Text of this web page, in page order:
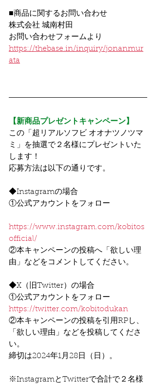
■商品に関するお問い合わせ
株式会社 城南村田
お問い合わせフォームより
https://thebase.in/inquiry/jonanmur
ata
【新商品プレゼントキャンペーン】
この「超リアルソフビ オオナツノツマ
ミ」を抽選で２名様にプレゼントいた
します！
応募方法は以下の通りです。
◆Instagramの場合
①公式アカウントをフォロー
https://www.instagram.com/kobitos
official/
②本キャンペーンの投稿へ「欲しい理
由」などをコメントしてください。
◆X（旧Twitter）の場合
①公式アカウントをフォロー
https://twitter.com/kobitodukan
②本キャンペーンの投稿を引用RPし、
「欲しい理由」などを投稿してくださ
い。
締切は2024年1月28日（日）。
※InstagramとTwitterで合計で２名様